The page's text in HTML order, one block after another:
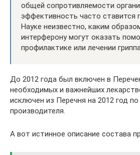
общей сопротивляемости
эффективность часто ставится
Науке неизвестно, каким
интерферону могут оказать
профилактике или лечении
До 2012 года был включен в
необходимых и важнейших
исключен из Перечня на 2012 год
производителя.
А вот истинное описание состава